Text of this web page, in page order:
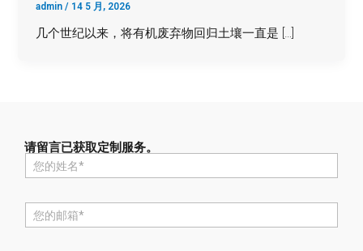
admin/ 14 5 月, 2026
几个世纪以来，将有机废弃物回归土壤一直是 […]
请留言已获取定制服务。
称
邮